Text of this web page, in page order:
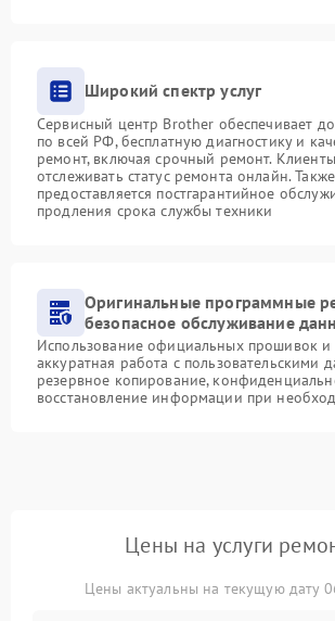
Широкий спектр услуг
Сервисный центр Brother обеспечивает
по всей РФ, бесплатную диагностику и
ремонт, включая срочный ремонт.
отслеживать статус ремонта онлайн. Также
предоставляется постгарантийное
продления срока службы техники
Оригинальные программные
безопасное обслуживание
Использование официальных прошивок и
аккуратная работа с пользовательскими
резервное копирование,
восстановление информации при
Цены на услуги
Цены актуальны на текущую дату